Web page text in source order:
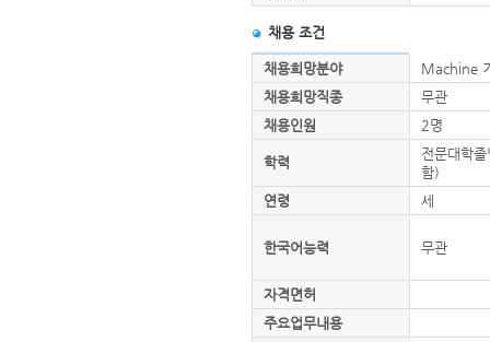
채용 조건
채용희망분야
Machine
채용희망직종
무관
채용인원
2명
학력
전문대학
함)
연령
세
한국어능력 무관
자격면허
주요업무내용